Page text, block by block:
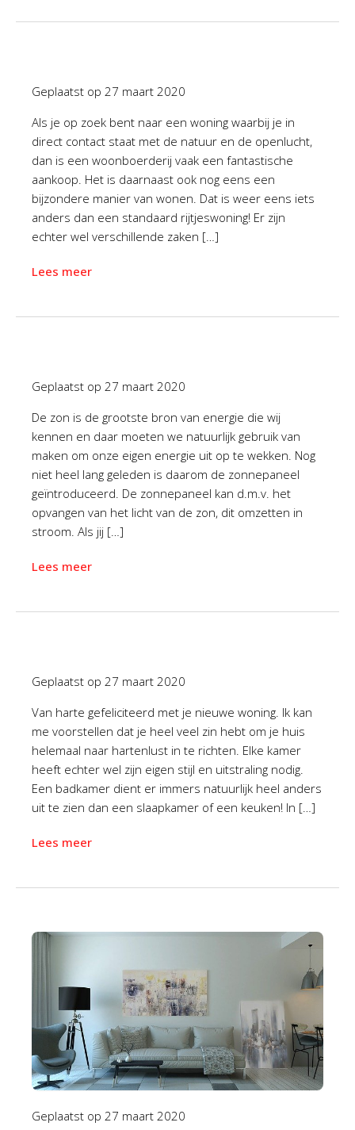
Geplaatst op 27 maart 2020
Als je op zoek bent naar een woning waarbij je in
direct contact staat met de natuur en de openlucht,
dan is een woonboerderij vaak een fantastische
aankoop. Het is daarnaast ook nog eens een
bijzondere manier van wonen. Dat is weer eens iets
anders dan een standaard rijtjeswoning! Er zijn
echter wel verschillende zaken […]
Lees meer
Geplaatst op 27 maart 2020
De zon is de grootste bron van energie die wij
kennen en daar moeten we natuurlijk gebruik van
maken om onze eigen energie uit op te wekken. Nog
niet heel lang geleden is daarom de zonnepaneel
geïntroduceerd. De zonnepaneel kan d.m.v. het
opvangen van het licht van de zon, dit omzetten in
stroom. Als jij […]
Lees meer
Geplaatst op 27 maart 2020
Van harte gefeliciteerd met je nieuwe woning. Ik kan
me voorstellen dat je heel veel zin hebt om je huis
helemaal naar hartenlust in te richten. Elke kamer
heeft echter wel zijn eigen stijl en uitstraling nodig.
Een badkamer dient er immers natuurlijk heel anders
uit te zien dan een slaapkamer of een keuken! In […]
Lees meer
Geplaatst op 27 maart 2020